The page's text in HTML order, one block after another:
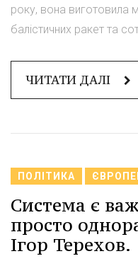
року, вона виготовила
балістичних ракет та
ЧИТАТИ ДАЛІ
ПОЛІТИКА
Система є
просто
Ігор Терехов.